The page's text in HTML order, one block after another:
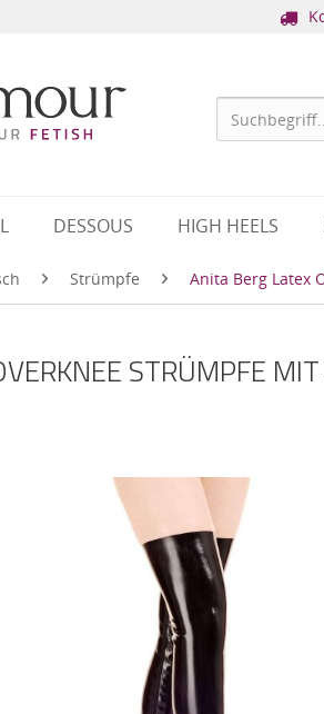
DESSOUS HIGH HEELS
Strümpfe Anita Berg Latex
STRÜMPFE